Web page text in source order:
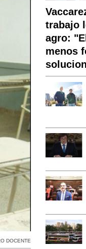
DOCENTE
trabajo
agro:
menos